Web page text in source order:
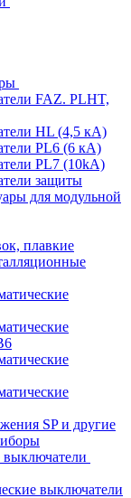
FAZ. PLHT,
HL (4,5 кА)
PL6 (6 кА)
PL7 (10kA)
защиты
для модульной
плавкие
SP и другие
выключатели
выключатели